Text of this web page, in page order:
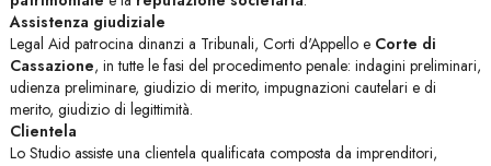
Assistenza giudiziale
Legal Aid patrocina dinanzi a Tribunali, Corti d'Appello e Corte di
Cassazione, in tutte le fasi del procedimento penale: indagini preliminari,
udienza preliminare, giudizio di merito, impugnazioni cautelari e di
merito, giudizio di legittimità.
Clientela
Lo Studio assiste una clientela qualificata composta da imprenditori,